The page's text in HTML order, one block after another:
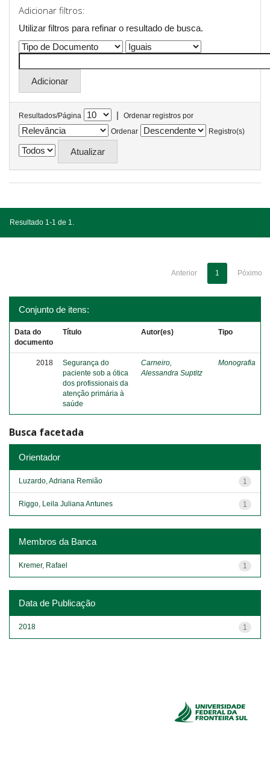
Adicionar filtros:
Utilizar filtros para refinar o resultado de busca.
Resultados/Página |
Ordenar registros por
Ordenar
Registro(s)
Resultado 1-1 de 1.
Anterior 1 Póximo
Conjunto de itens:
Data do
documento
Título Autor(es) Tipo
2018
Segurança do
paciente sob a ótica
dos profissionais da
atenção primária à
saúde
Carneiro,
Alessandra Suptitz
Monografia
Busca facetada
Orientador
1
Luzardo, Adriana Remião
1
Riggo, Leila Juliana Antunes
Membros da Banca
1
Kremer, Rafael
Data de Publicação
1
2018